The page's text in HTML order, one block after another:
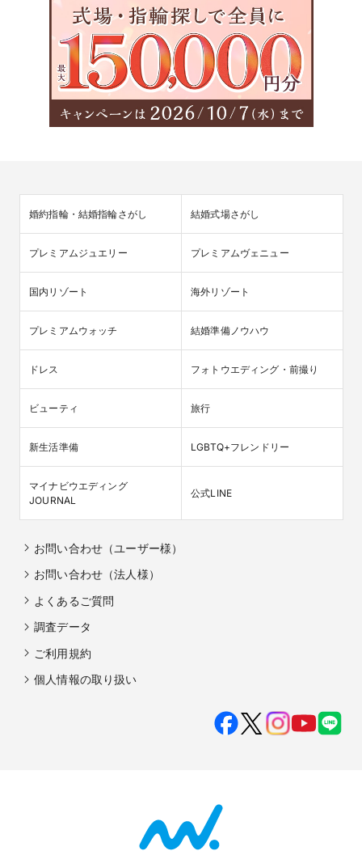
婚約指輪・結婚指輪さがし 結婚式場さがし
プレミアムジュエリー プレミアムヴェニュー
国内リゾート 海外リゾート
プレミアムウォッチ 結婚準備ノウハウ
ドレス フォトウエディング・前撮り
ビューティ 旅行
新生活準備 LGBTQ+フレンドリー
マイナビウエディング
JOURNAL
公式LINE
お問い合わせ（ユーザー様）
お問い合わせ（法人様）
よくあるご質問
調査データ
ご利用規約
個人情報の取り扱い